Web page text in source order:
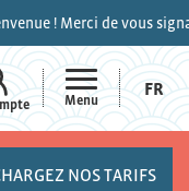
vous signaler sur le
Menu
FR
NOS TARIFS